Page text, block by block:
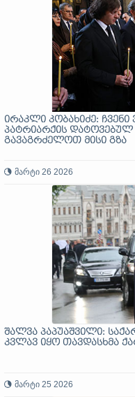
ირაკლი კობახიძე:
პატრიარქის
გავაგრძელოთ მისი გზა
მარტი 26 2026
შალვა პაპუაშვილი:
კვლავ იყო თავდასხმა
მარტი 25 2026